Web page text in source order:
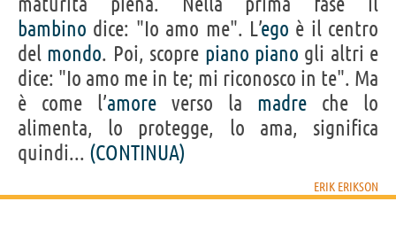
naturalizzato statunitense. Emigrò negli Stati Uniti nel 1933, dove iniziò
a studiare la psicoanalisi infantile, iscrivendosi alla facoltà di medicina
dell'Università di Harvard. Nel 1936 si trasferì a Yale e, due anni dopo,
iniziò ad analizzare ed effettuare i suoi primi studi sulle influenze
culturali derivanti dallo sviluppo psicologico. In seguito, insegnò presso
la U.C. Berkeley. A suo avviso, lo sviluppo della personalità umana
avveniva attraverso una serie di crisi di identità.
Frasi, citazioni e aforismi di Erik Erikson
25
bambino dice: "Io amo me". L’ego è il centro
del mondo. Poi, scopre piano piano gli altri e
dice: "Io amo me in te; mi riconosco in te". Ma
è come l’amore verso la madre che lo
alimenta, lo protegge, lo ama, significa
quindi... (CONTINUA)
ERIK ERIKSON